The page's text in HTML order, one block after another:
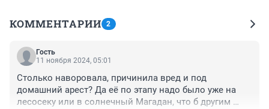
КОММЕНТАРИИ 2
Гость
11 ноября 2024, 05:01
Столько наворовала, причинила вред и под
домашний арест? Да её по этапу надо было уже на
лесосеку или в солнечный Магадан, что б другим